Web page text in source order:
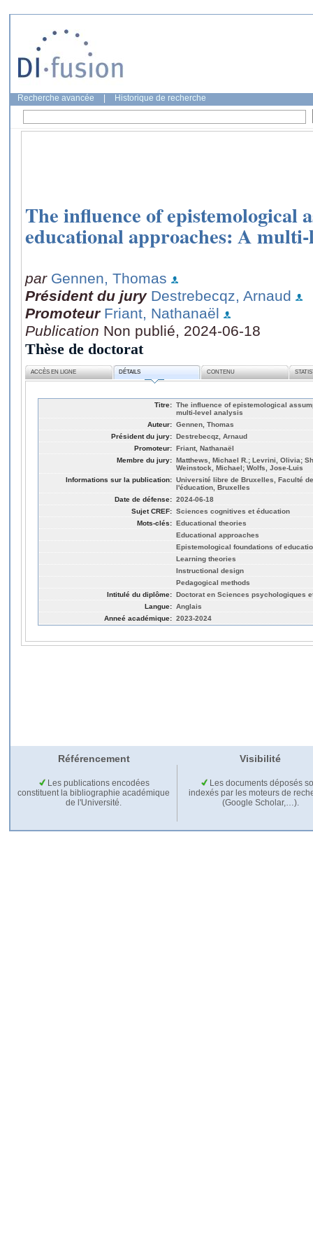
Recherche avancée Historique de recherche
The influence of epistemological
educational approaches: A multi-
par Gennen, Thomas
Président du jury Destrebecqz, Arnaud
Promoteur Friant, Nathanaël
Publication Non publié, 2024-06-18
Thèse de doctorat
ACCÈS EN LIGNE DÉTAILS CONTENU
Titre: The influence of epistemological
multi-level analysis
Auteur: Gennen, Thomas
Président du jury: Destrebecqz, Arnaud
Promoteur: Friant, Nathanaël
Membre du jury: Matthews, Michael R.; Levrini, Olivia;
Weinstock, Michael; Wolfs, Jose-Luis
Informations sur la publication: Université libre de Bruxelles, Faculté
l'éducation, Bruxelles
Date de défense: 2024-06-18
Sujet CREF: Sciences cognitives et éducation
Mots-clés: Educational theories
Educational approaches
Epistemological foundations of
Learning theories
Instructional design
Pedagogical methods
Intitulé du diplôme: Doctorat en Sciences psychologiques
Langue: Anglais
Anneé académique: 2023-2024
Référencement Visibilité
Les publications encodées
constituent la bibliographie académique
de l'Université.
Les documents déposés
indexés par les moteurs de
(Google Scholar,…).